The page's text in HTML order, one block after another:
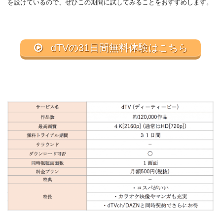
を設けているので、ぜひこの期間に試してみることをおすすめします。
dTVの31日間無料体験はこちら